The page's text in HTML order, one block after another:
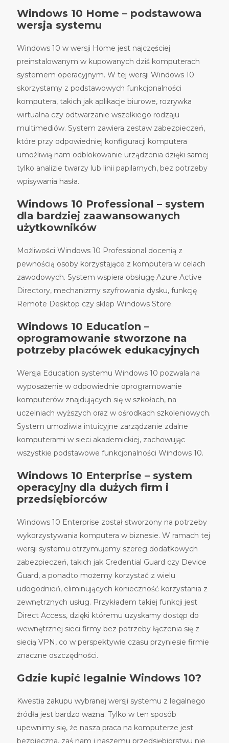
Windows 10 Home – podstawowa
wersja systemu
Windows 10 w wersji Home jest najczęściej
preinstalowanym w kupowanych dziś komputerach
systemem operacyjnym. W tej wersji Windows 10
skorzystamy z podstawowych funkcjonalności
komputera, takich jak aplikacje biurowe, rozrywka
wirtualna czy odtwarzanie wszelkiego rodzaju
multimediów. System zawiera zestaw zabezpieczeń,
które przy odpowiedniej konfiguracji komputera
umożliwią nam odblokowanie urządzenia dzięki samej
tylko analizie twarzy lub linii papilarnych, bez potrzeby
wpisywania hasła.
Windows 10 Professional – system
dla bardziej zaawansowanych
użytkowników
Możliwości Windows 10 Professional docenią z
pewnością osoby korzystające z komputera w celach
zawodowych. System wspiera obsługę Azure Active
Directory, mechanizmy szyfrowania dysku, funkcję
Remote Desktop czy sklep Windows Store.
Windows 10 Education –
oprogramowanie stworzone na
potrzeby placówek edukacyjnych
Wersja Education systemu Windows 10 pozwala na
wyposażenie w odpowiednie oprogramowanie
komputerów znajdujących się w szkołach, na
uczelniach wyższych oraz w ośrodkach szkoleniowych.
System umożliwia intuicyjne zarządzanie zdalne
komputerami w sieci akademickiej, zachowując
wszystkie podstawowe funkcjonalności Windows 10.
Windows 10 Enterprise – system
operacyjny dla dużych firm i
przedsiębiorców
Windows 10 Enterprise został stworzony na potrzeby
wykorzystywania komputera w biznesie. W ramach tej
wersji systemu otrzymujemy szereg dodatkowych
zabezpieczeń, takich jak Credential Guard czy Device
Guard, a ponadto możemy korzystać z wielu
udogodnień, eliminujących konieczność korzystania z
zewnętrznych usług. Przykładem takiej funkcji jest
Direct Access, dzięki któremu uzyskamy dostęp do
wewnętrznej sieci firmy bez potrzeby łączenia się z
siecią VPN, co w perspektywie czasu przyniesie firmie
znaczne oszczędności.
Gdzie kupić legalnie Windows 10?
Kwestia zakupu wybranej wersji systemu z legalnego
źródła jest bardzo ważna. Tylko w ten sposób
upewnimy się, że nasza praca na komputerze jest
bezpieczna, zaś nam i naszemu przedsiębiorstwu nie